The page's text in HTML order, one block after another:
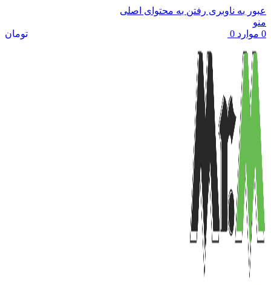
عبور به ناوبری رفتن به محتوای اصلی
منو
0 موارد 0 تومان